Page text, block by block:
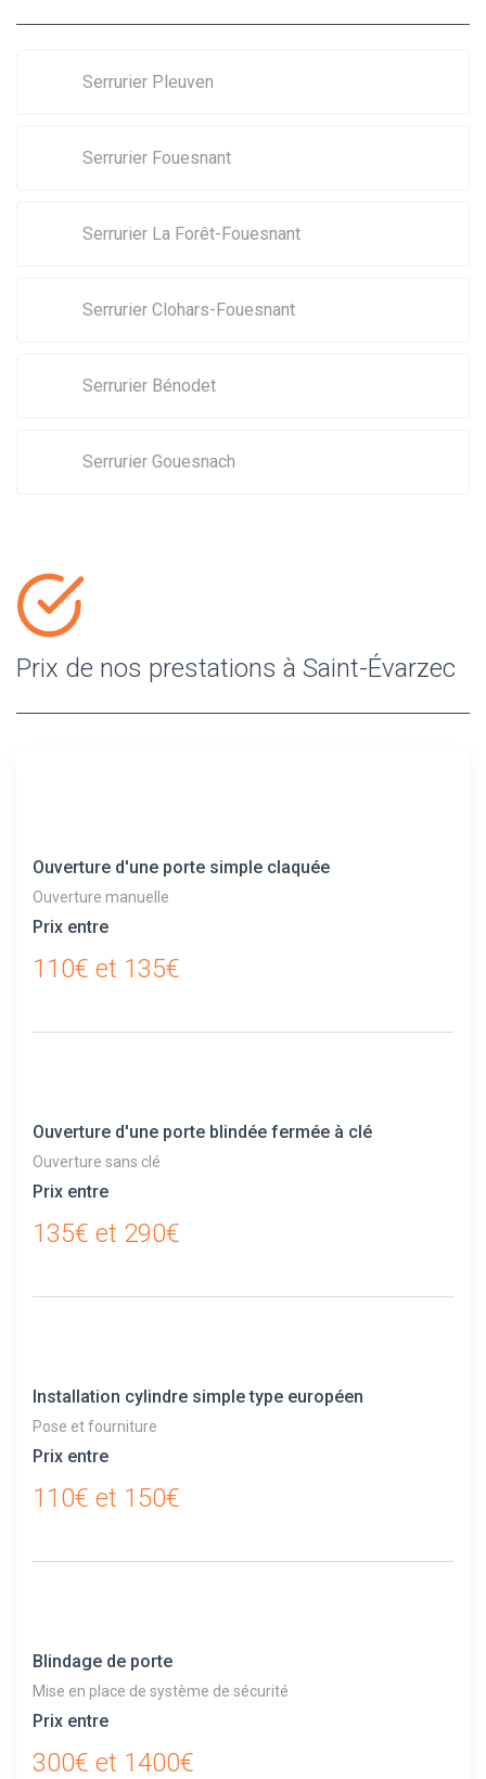
Serrurier Pleuven
Serrurier Fouesnant
Serrurier La Forêt-Fouesnant
Serrurier Clohars-Fouesnant
Serrurier Bénodet
Serrurier Gouesnach
Prix de nos prestations à Saint-Évarzec
Ouverture d'une porte simple claquée
Ouverture manuelle
Prix entre
110€ et 135€
Ouverture d'une porte blindée fermée à clé
Ouverture sans clé
Prix entre
135€ et 290€
Installation cylindre simple type européen
Pose et fourniture
Prix entre
110€ et 150€
Blindage de porte
Mise en place de système de sécurité
Prix entre
300€ et 1400€